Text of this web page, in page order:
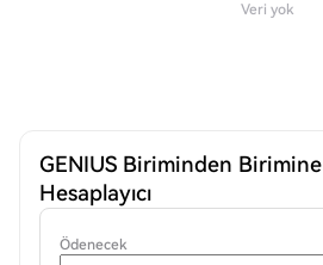
Veri yok
GENIUS Biriminden Birimine
Hesaplayıcı
Ödenecek